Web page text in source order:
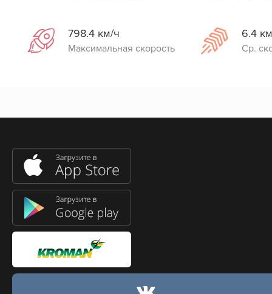
798.4 км/ч
Максимальная скорость
6.4
Ср.